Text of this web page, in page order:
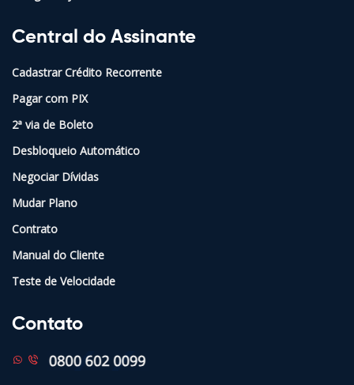
Central do Assinante
Cadastrar Crédito Recorrente
Pagar com PIX
2ª via de Boleto
Desbloqueio Automático
Negociar Dívidas
Mudar Plano
Contrato
Manual do Cliente
Teste de Velocidade
Contato